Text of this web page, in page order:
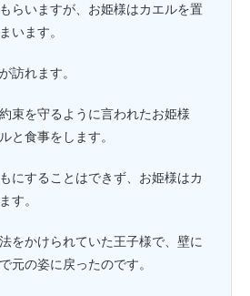
らいますが、お姫様はカエルを置
います。
訪れます。
束を守るように言われたお姫様
と食事をします。
にすることはできず、お姫様はカ
す。
をかけられていた王子様で、壁に
元の姿に戻ったのです。